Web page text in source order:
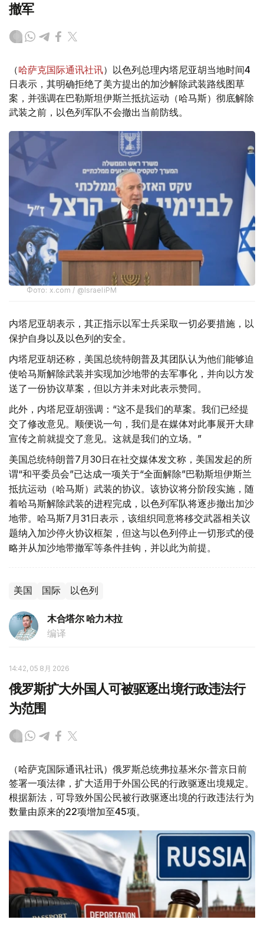
撤军
（哈萨克国际通讯社讯）以色列总理内塔尼亚胡当地时间4
日表示，其明确拒绝了美方提出的加沙解除武装路线图草
案，并强调在巴勒斯坦伊斯兰抵抗运动（哈马斯）彻底解除
武装之前，以色列军队不会撤出当前防线。
Фото: x.com / @IsraeliPM
内塔尼亚胡表示，其正指示以军士兵采取一切必要措施，以
保护自身以及以色列的安全。
内塔尼亚胡还称，美国总统特朗普及其团队认为他们能够迫
使哈马斯解除武装并实现加沙地带的去军事化，并向以方发
送了一份协议草案，但以方并未对此表示赞同。
此外，内塔尼亚胡强调：“这不是我们的草案。我们已经提
交了修改意见。顺便说一句，我们是在媒体对此事展开大肆
宣传之前就提交了意见。这就是我们的立场。”
美国总统特朗普7月30日在社交媒体发文称，美国发起的所
谓“和平委员会”已达成一项关于“全面解除”巴勒斯坦伊斯兰
抵抗运动（哈马斯）武装的协议。该协议将分阶段实施，随
着哈马斯解除武装的进程完成，以色列军队将逐步撤出加沙
地带。哈马斯7月31日表示，该组织同意将移交武器相关议
题纳入加沙停火协议框架，但这与以色列停止一切形式的侵
略并从加沙地带撤军等条件挂钩，并以此为前提。
美国 国际 以色列
木合塔尔 哈力木拉
编译
14:42, 05 8月 2026
俄罗斯扩大外国人可被驱逐出境行政违法行
为范围
（哈萨克国际通讯社讯）俄罗斯总统弗拉基米尔·普京日前
签署一项法律，扩大适用于外国公民的行政驱逐出境规定。
根据新法，可导致外国公民被行政驱逐出境的行政违法行为
数量由原来的22项增加至45项。